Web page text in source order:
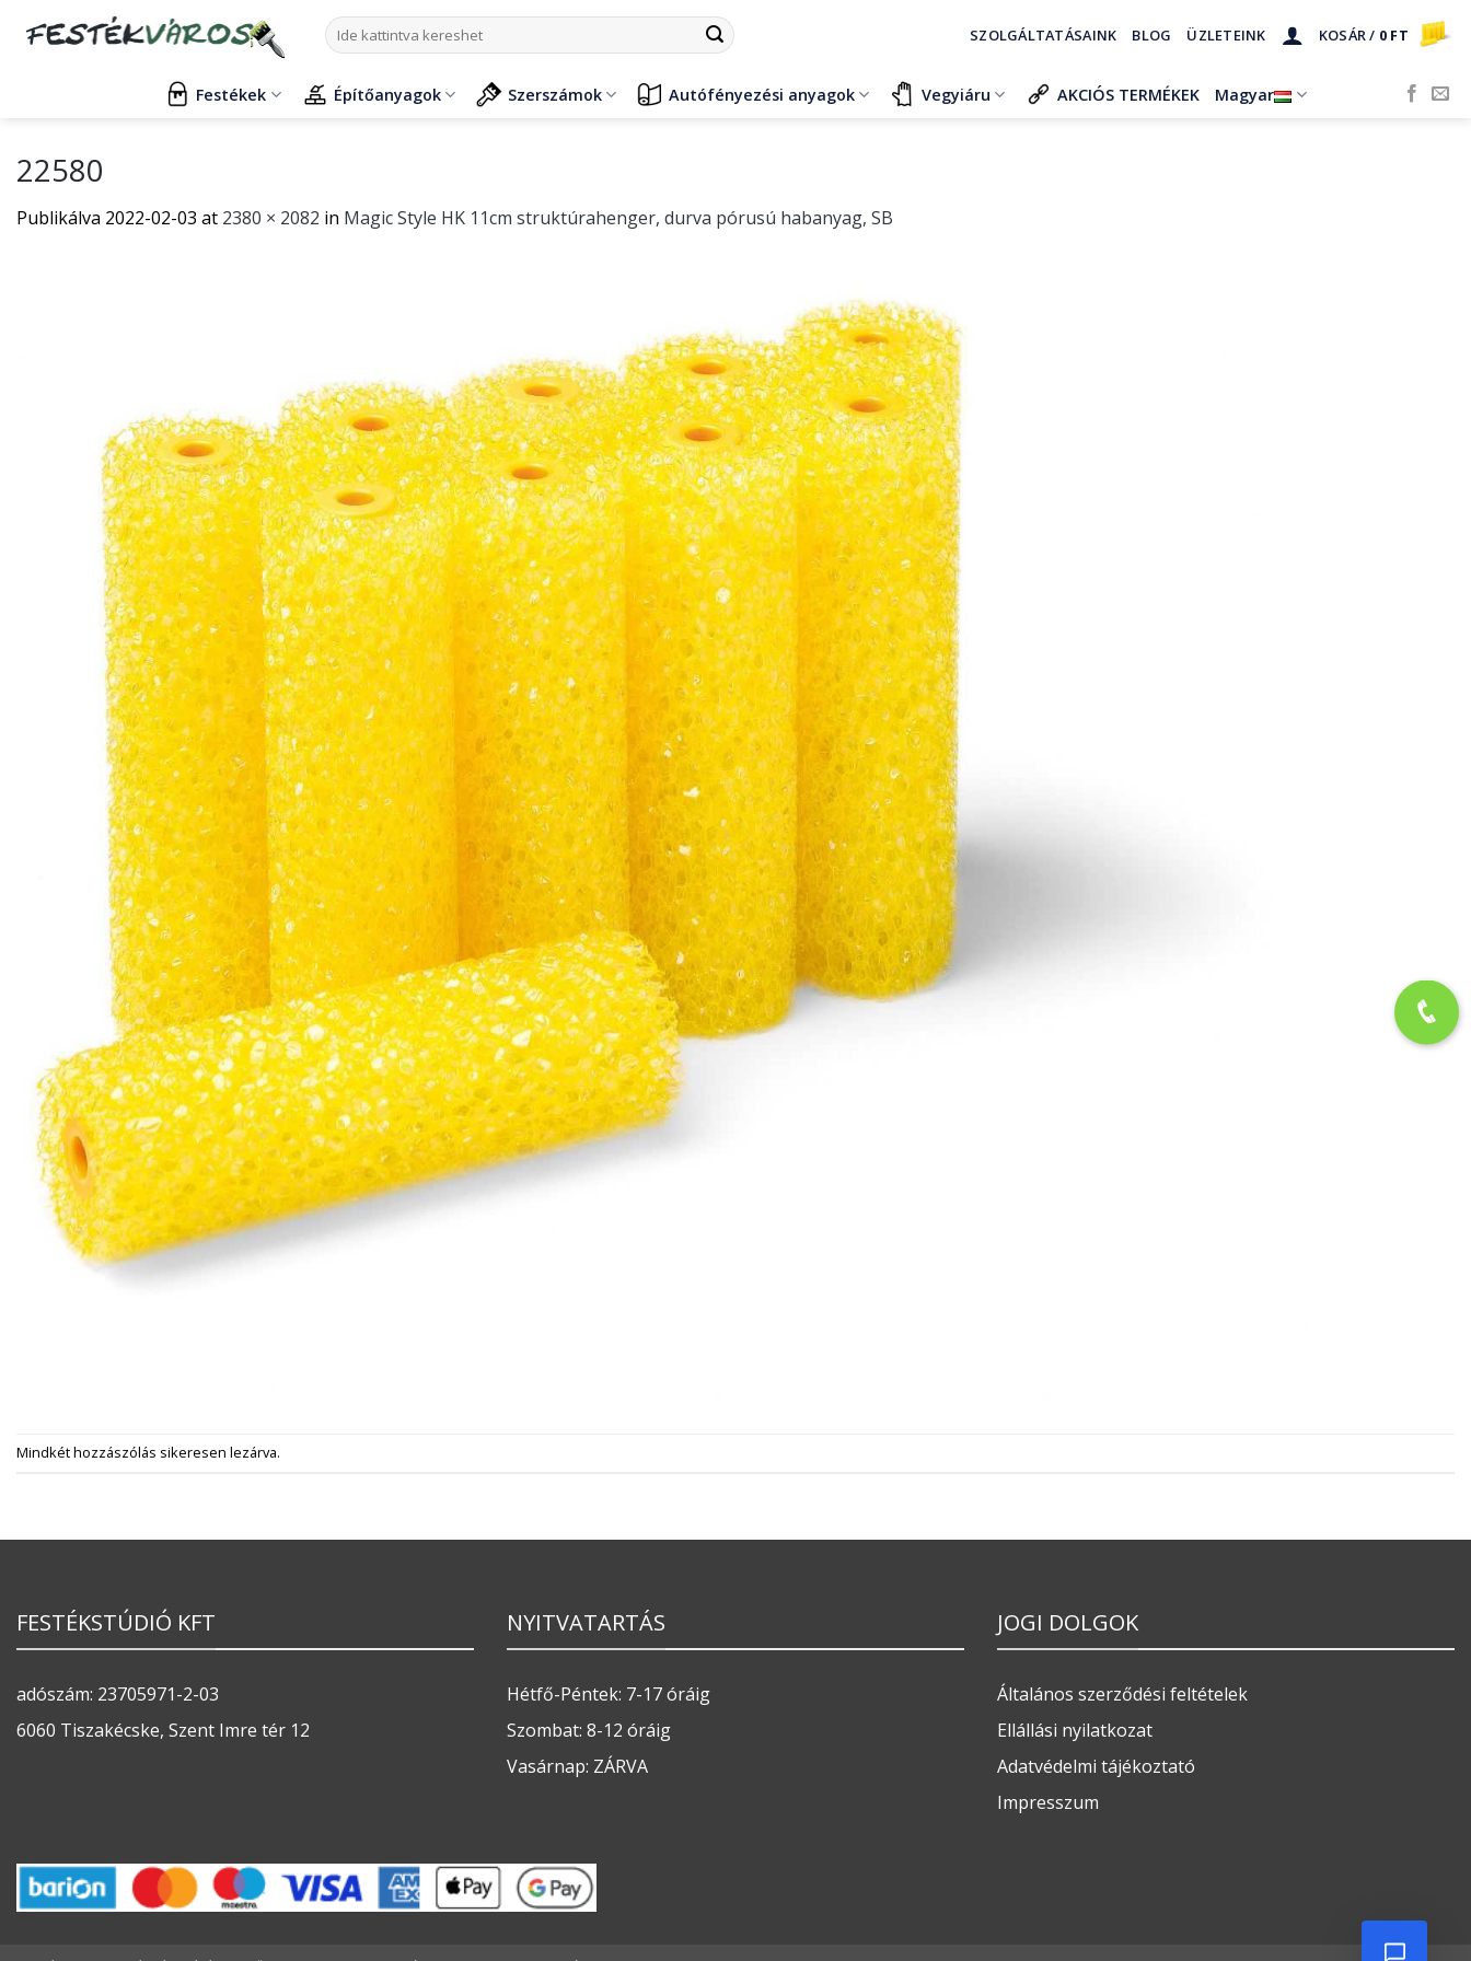
Keresés
a
SZOLGÁLTATÁSAINK BLOG ÜZLETEINK KOSÁR / 0 FT
Festékek Építőanyagok Szerszámok Autófényezési anyagok Vegyiáru AKCIÓS TERMÉKEK Magyar
22580
Publikálva 2022-02-03 at 2380 × 2082 in Magic Style HK 11cm struktúrahenger, durva pórusú habanyag, SB
Mindkét hozzászólás sikeresen lezárva.
FESTÉKSTÚDIÓ KFT
adószám: 23705971-2-03
6060 Tiszakécske, Szent Imre tér 12
NYITVATARTÁS
Hétfő-Péntek: 7-17 óráig
Szombat: 8-12 óráig
Vasárnap: ZÁRVA
JOGI DOLGOK
Általános szerződési feltételek
Ellállási nyilatkozat
Adatvédelmi tájékoztató
Impresszum